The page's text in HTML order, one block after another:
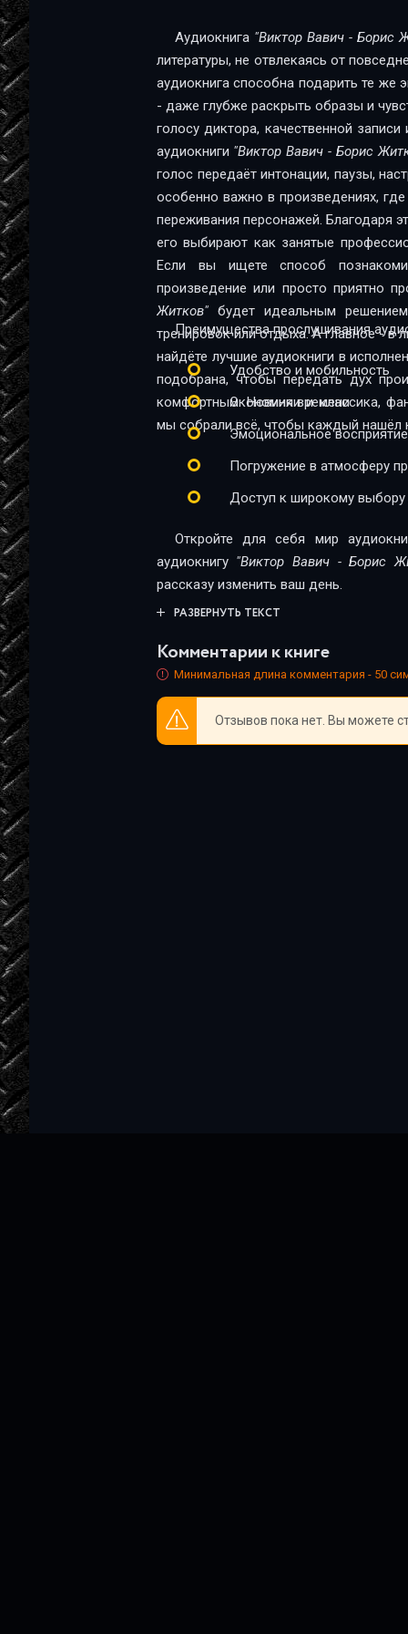
Виктор Вавич
Виктор Вавич
Виктор Вавич
Виктор Вавич
Виктор Вавич
Виктор Вавич
Виктор Вавич
Виктор Вавич
Виктор Вавич
Виктор Вавич
Виктор Вавич
Виктор Вавич
Виктор Вавич
Виктор Вавич
Аудиокнига "Виктор Вавич - Борис
литературы, не отвлекаясь от
аудиокнига способна подарить те же
- даже глубже раскрыть образы и
голосу диктора, качественной
аудиокниги "Виктор Вавич - Борис
голос передаёт интонации, паузы,
особенно важно в произведениях,
переживания персонажей. Благодаря
его выбирают как занятые
Если вы ищете способ
произведение или просто приятно
Житков" будет идеальным
тренировок или отдыха. А главное - в
найдёте лучшие аудиокниги в
подобрана, чтобы передать дух
комфортным. Новинки и классика,
мы собрали всё, чтобы каждый нашёл
Преимущества прослушивания
Удобство и мобильность
Экономия времени
Эмоциональное восприятие
Погружение в атмосферу
Доступ к широкому выбору
Откройте для себя мир
аудиокнигу "Виктор Вавич - Борис
рассказу изменить ваш день.
РАЗВЕРНУТЬ ТЕКСТ
Комментарии к книге
Минимальная длина комментария - 50
Отзывов пока нет. Вы можете